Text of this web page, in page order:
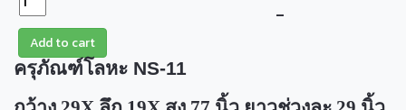
–
Add to cart
ครุภัณฑ์โลหะ NS-11